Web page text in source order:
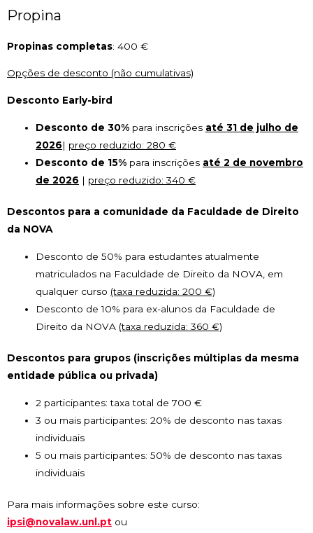
Propina
Propinas completas: 400 €
Opções de desconto (não cumulativas)
Desconto Early-bird
Desconto de 30% para inscrições até 31 de julho de
2026| preço reduzido: 280 €
Desconto de 15% para inscrições até 2 de novembro
de 2026 | preço reduzido: 340 €
Descontos para a comunidade da Faculdade de Direito
da NOVA
Desconto de 50% para estudantes atualmente
matriculados na Faculdade de Direito da NOVA, em
qualquer curso (taxa reduzida: 200 €)
Desconto de 10% para ex-alunos da Faculdade de
Direito da NOVA (taxa reduzida: 360 €)
Descontos para grupos (inscrições múltiplas da mesma
entidade pública ou privada)
2 participantes: taxa total de 700 €
3 ou mais participantes: 20% de desconto nas taxas
individuais
5 ou mais participantes: 50% de desconto nas taxas
individuais
Para mais informações sobre este curso:
ipsi@novalaw.unl.pt ou